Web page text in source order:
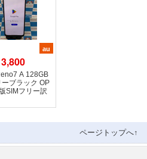
au
A 128GB
ーブラック OP
SIMフリー訳
ページトップへ↑